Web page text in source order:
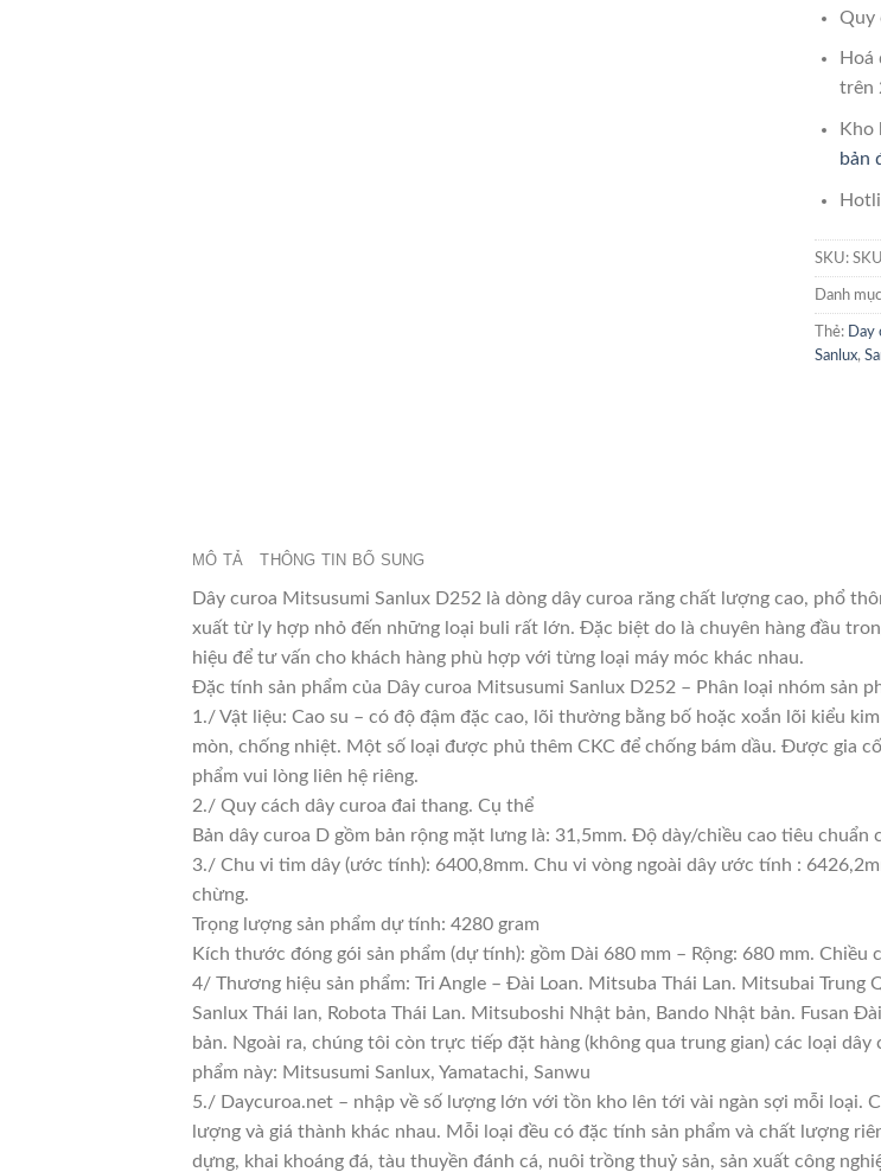
Quy
Hoá
trên
Kho
bản
SKU:
Danh
Thẻ: Day
Sanlux,
MÔ TẢ THÔNG TIN BỔ SUNG
Dây curoa Mitsusumi Sanlux D252 là dòng dây curoa răng chất lượng cao, phổ
xuất từ ly hợp nhỏ đến những loại buli rất lớn. Đặc biệt do là chuyên hàng đầu
hiệu để tư vấn cho khách hàng phù hợp với từng loại máy móc khác nhau.
Đặc tính sản phẩm của Dây curoa Mitsusumi Sanlux D252 – Phân loại nhóm sản
1./ Vật liệu: Cao su – có độ đậm đặc cao, lõi thường bằng bố hoặc xoắn lõi kiểu
mòn, chống nhiệt. Một số loại được phủ thêm CKC để chống bám dầu. Được gia
phẩm vui lòng liên hệ riêng.
2./ Quy cách dây curoa đai thang. Cụ thể
Bản dây curoa D gồm bản rộng mặt lưng là: 31,5mm. Độ dày/chiều cao tiêu chuẩn
3./ Chu vi tim dây (ước tính): 6400,8mm. Chu vi vòng ngoài dây ước tính :
chừng.
Trọng lượng sản phẩm dự tính: 4280 gram
Kích thước đóng gói sản phẩm (dự tính): gồm Dài 680 mm – Rộng: 680 mm. Chiều
4/ Thương hiệu sản phẩm: Tri Angle – Đài Loan. Mitsuba Thái Lan. Mitsubai
Sanlux Thái lan, Robota Thái Lan. Mitsuboshi Nhật bản, Bando Nhật bản. Fusan
bản. Ngoài ra, chúng tôi còn trực tiếp đặt hàng (không qua trung gian) các loại
phẩm này: Mitsusumi Sanlux, Yamatachi, Sanwu
5./ Daycuroa.net – nhập về số lượng lớn với tồn kho lên tới vài ngàn sợi mỗi loại.
lượng và giá thành khác nhau. Mỗi loại đều có đặc tính sản phẩm và chất lượng
dựng, khai khoáng đá, tàu thuyền đánh cá, nuôi trồng thuỷ sản, sản xuất công